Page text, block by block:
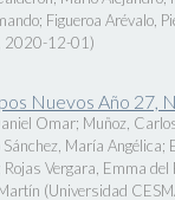
; Figueroa Arévalo,
2020-12-01 )
Nuevos Año 27,
Omar; Muñoz,
María Angélica;
Rojas Vergara, Emma del
(Universidad